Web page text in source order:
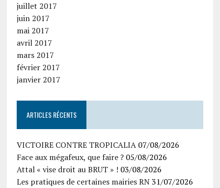
juillet 2017
juin 2017
mai 2017
avril 2017
mars 2017
février 2017
janvier 2017
ARTICLES RÉCENTS
VICTOIRE CONTRE TROPICALIA 07/08/2026
Face aux mégafeux, que faire ? 05/08/2026
Attal « vise droit au BRUT » ! 03/08/2026
Les pratiques de certaines mairies RN 31/07/2026